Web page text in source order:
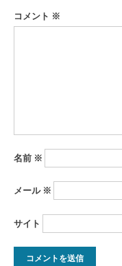
シ
コメント ※
名前 ※
メール ※
サイト